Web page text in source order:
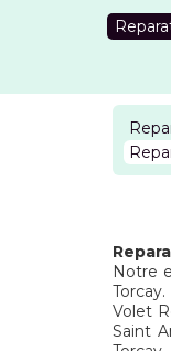
Notre
Volet
Saint